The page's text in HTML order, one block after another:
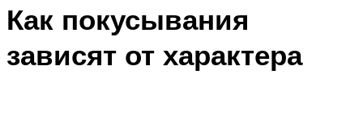
Как покусывания
зависят от характера